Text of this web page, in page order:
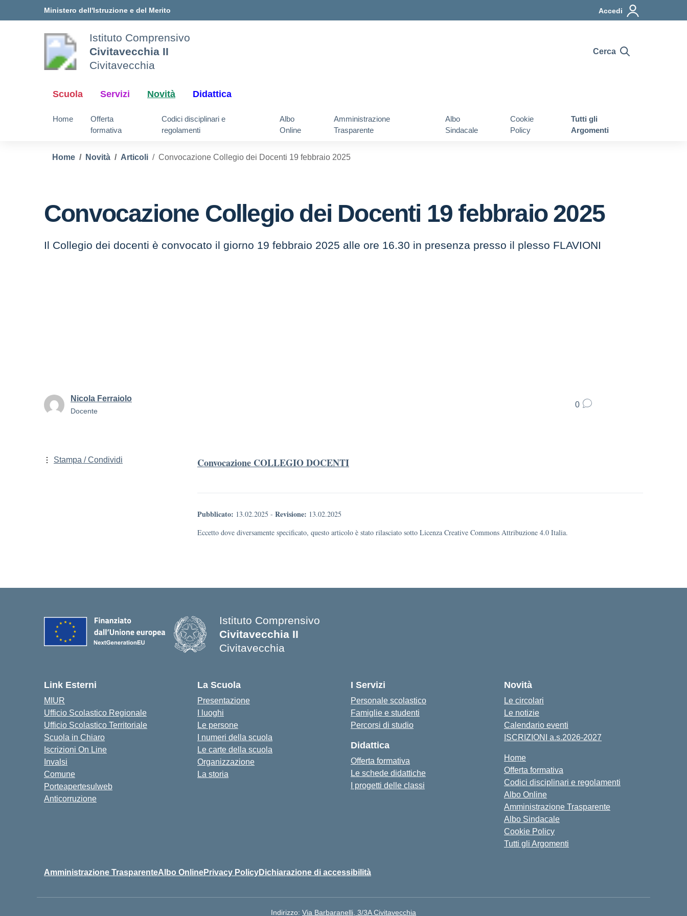
Ministero dell'Istruzione e del Merito Accedi
Istituto Comprensivo
Civitavecchia II
Civitavecchia
Cerca
Scuola Servizi Novità Didattica
Home
Offerta
formativa
Codici disciplinari e
regolamenti
Albo
Online
Amministrazione
Trasparente
Albo
Sindacale
Cookie
Policy
Tutti gli
Argomenti
Home Novità Articoli Convocazione Collegio dei Docenti 19 febbraio 2025
Convocazione Collegio dei Docenti 19 febbraio 2025
Il Collegio dei docenti è convocato il giorno 19 febbraio 2025 alle ore 16.30 in presenza presso il plesso FLAVIONI
Nicola Ferraiolo
Docente
0
Convocazione COLLEGIO DOCENTI
Pubblicato: 13.02.2025 - Revisione: 13.02.2025
Eccetto dove diversamente specificato, questo articolo è stato rilasciato sotto Licenza Creative Commons Attribuzione 4.0 Italia.
Stampa / Condividi
Istituto Comprensivo
Civitavecchia II
Civitavecchia
Link Esterni
MIUR
Ufficio Scolastico Regionale
Ufficio Scolastico Territoriale
Scuola in Chiaro
Iscrizioni On Line
Invalsi
Comune
Porteapertesulweb
Anticorruzione
La Scuola
Presentazione
I luoghi
Le persone
I numeri della scuola
Le carte della scuola
Organizzazione
La storia
I Servizi
Personale scolastico
Famiglie e studenti
Percorsi di studio
Didattica
Offerta formativa
Le schede didattiche
I progetti delle classi
Novità
Le circolari
Le notizie
Calendario eventi
ISCRIZIONI a.s.2026-2027
Home
Offerta formativa
Codici disciplinari e regolamenti
Albo Online
Amministrazione Trasparente
Albo Sindacale
Cookie Policy
Tutti gli Argomenti
Amministrazione TrasparenteAlbo OnlinePrivacy PolicyDichiarazione di accessibilità
Indirizzo: Via Barbaranelli, 3/3A Civitavecchia